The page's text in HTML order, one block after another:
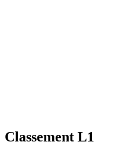
Classement L1